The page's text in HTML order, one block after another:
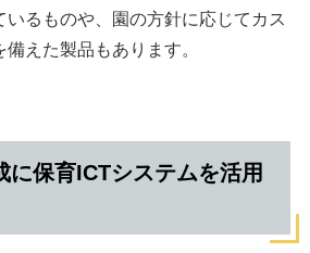
いるものや、園の方針に応じてカス
えた製品もあります。
に保育ICTシステムを活用